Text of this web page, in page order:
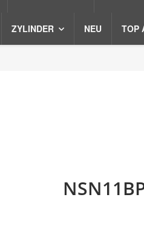
ZYLINDER NEU TOP